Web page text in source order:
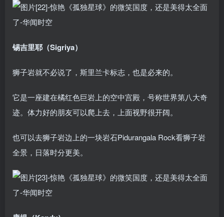
锡吉里耶（Sigriya）
狮子岩就不必说了，斯里兰卡标志，也是必来的。
它是一座建在橘红色巨岩上的空中宫殿，号称世界第八大奇
迹。体力好的朋友可以爬上去，上面视野很开阔。
也可以去狮子岩边上的一块岩石Pidurangala Rock看狮子岩
全景，日落时分更美。